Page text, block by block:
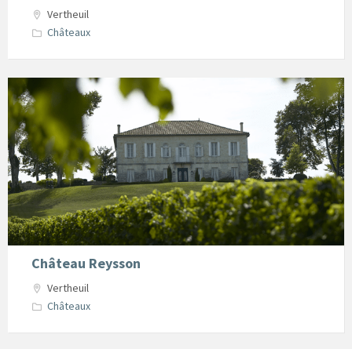
Vertheuil
Châteaux
chateau
reysson
Vertheuil
Château Reysson
Vertheuil
Châteaux